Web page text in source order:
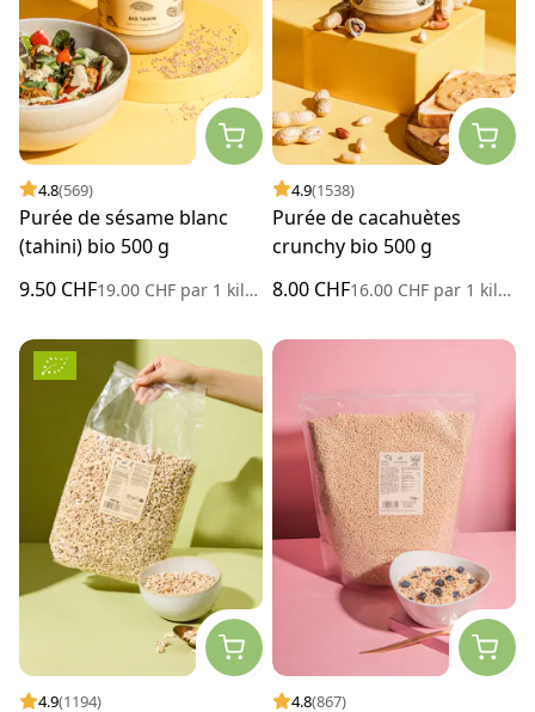
4.8(569)
Purée de sésame blanc
(tahini) bio 500 g
9.50 CHF19.00 CHF par 1 kilogramme
4.9(1538)
Purée de cacahuètes
crunchy bio 500 g
8.00 CHF16.00 CHF par 1 kilogramme
4.9(1194) 4.8(867)